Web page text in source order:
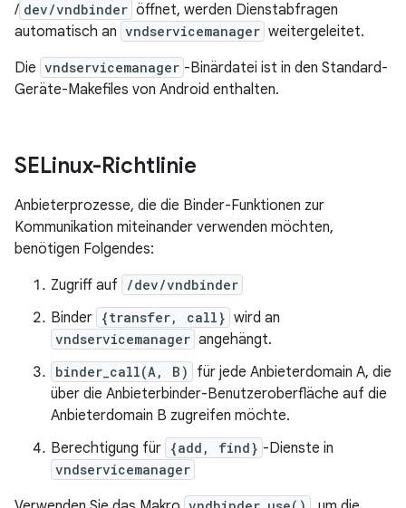
/ dev/vndbinder öffnet, werden Dienstabfragen
automatisch an vndservicemanager weitergeleitet.
Die vndservicemanager -Binärdatei ist in den Standard-
Geräte-Makefiles von Android enthalten.
SELinux-Richtlinie
Anbieterprozesse, die die Binder-Funktionen zur
Kommunikation miteinander verwenden möchten,
benötigen Folgendes:
Zugriff auf
/dev/vndbinder
Binder {transfer, call} wird an
vndservicemanager angehängt.
binder_call(A, B)
für jede Anbieterdomain A, die
über die Anbieterbinder-Benutzeroberfläche auf die
Anbieterdomain B zugreifen möchte.
Berechtigung für {add, find} -Dienste in
vndservicemanager